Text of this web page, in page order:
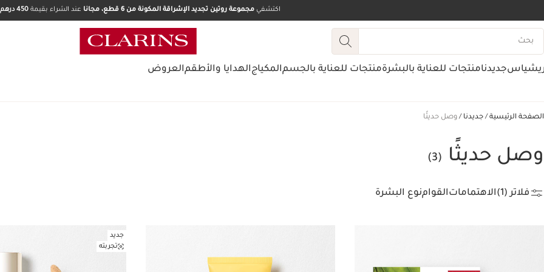
اكتشفي مجموعة روتين تجديد الإشراقة المكونة من 6 قطع، مجانا عند الشراء بقيمة 450 درهم.
جديدنامنتجات للعناية بالبشرةمنتجات للعناية بالجسمالمكياجالهدايا والأطقمالعروض
الصفحة الرئيسية جديدنا وصل حديثًا
وصل حديثًا (3)
فلاتر (1) الاهتماماتالقوامنوع البشرة
جديد
تجربته